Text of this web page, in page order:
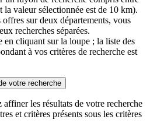
la valeur sélectionnée est de 10 km).
offres sur deux départements, vous
recherches séparées.
en cliquant sur la loupe ; la liste des
à vos critères de recherche est
votre recherche
les résultats de votre recherche
et critères présents sous les critères